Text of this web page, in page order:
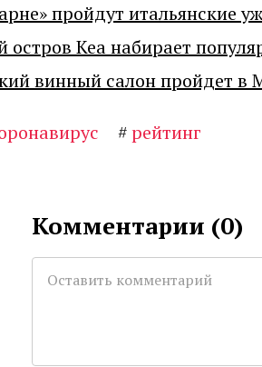
пройдут итальянские
остров Кеа набирает
винный салон пройдет в
#рейтинг
Комментарии (0)